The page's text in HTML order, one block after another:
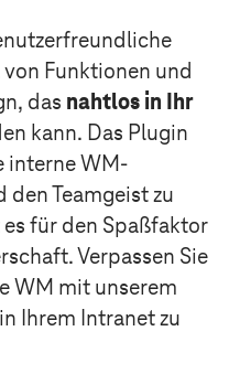
Funktionen und
das nahtlos in Ihr
kann. Das Plugin
interne WM-
Teamgeist zu
für den Spaßfaktor
Verpassen Sie
WM mit unserem
Ihrem Intranet zu